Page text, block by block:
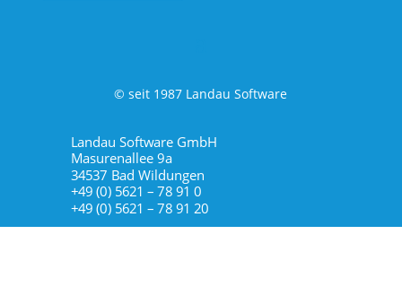
© seit 1987 Landau Software
Landau Software GmbH
Masurenallee 9a
34537 Bad Wildungen
+49 (0) 5621 – 78 91 0
+49 (0) 5621 – 78 91 20